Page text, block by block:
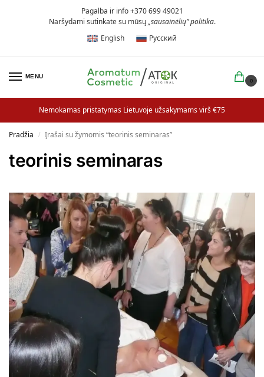
Pagalba ir info +370 699 49021
Naršydami sutinkate su mūsų„sausainėlių” politika.
English
Русский
MENU
0
Nemokamas pristatymas Lietuvoje užsakymams virš €75
Pradžia / Įrašai su žymomis “teorinis seminaras”
teorinis seminaras